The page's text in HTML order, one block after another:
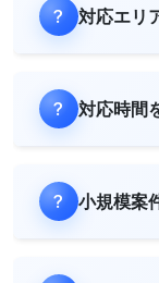
対応エリ
対応時間
小規模案